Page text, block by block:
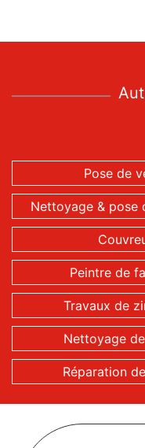
Pose de
Nettoyage & pose
Peintre de
Travaux de
Nettoyage
Réparation